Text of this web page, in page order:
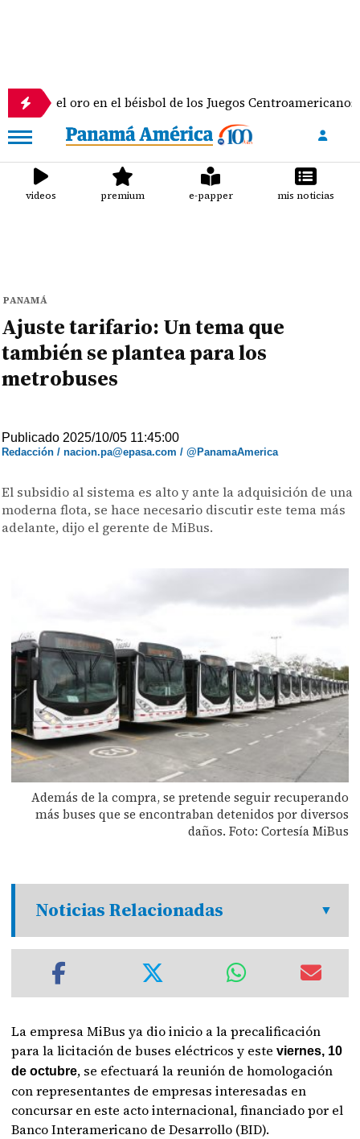
oro en el béisbol de los Juegos Centroamericanos y del
videos premium e-papper mis noticias
PANAMÁ
Ajuste tarifario: Un tema que
también se plantea para los
metrobuses
Publicado 2025/10/05 11:45:00
Redacción / nacion.pa@epasa.com / @PanamaAmerica
El subsidio al sistema es alto y ante la adquisición de una
moderna flota, se hace necesario discutir este tema más
adelante, dijo el gerente de MiBus.
Además de la compra, se pretende seguir recuperando
más buses que se encontraban detenidos por diversos
daños. Foto: Cortesía MiBus
Noticias Relacionadas
La empresa MiBus ya dio inicio a la precalificación
para la licitación de buses eléctricos y esteviernes, 10
de octubre, se efectuará la reunión de homologación
con representantes de empresas interesadas en
concursar en este acto internacional, financiado por el
Banco Interamericano de Desarrollo (BID).